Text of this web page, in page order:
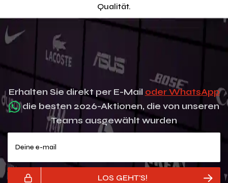
Qualität.
Erhalten Sie direkt per E-Mail oder WhatsApp
die besten 2026-Aktionen, die von unseren
Teams ausgewählt wurden
LOS GEHT'S!